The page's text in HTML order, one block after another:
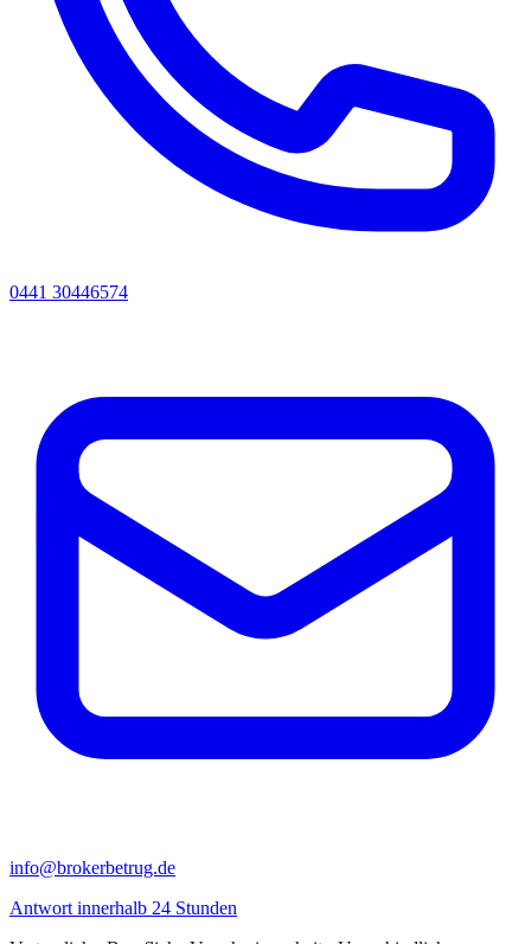
0441 30446574
info@brokerbetrug.de
Antwort innerhalb 24 Stunden